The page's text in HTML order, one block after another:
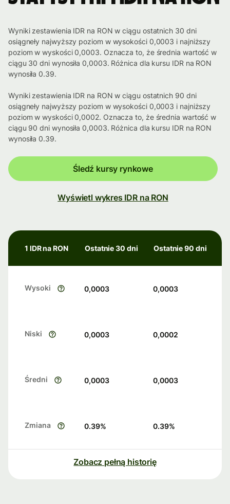
Wyniki zestawienia IDR na RON w ciągu ostatnich 30 dni
osiągneły najwyższy poziom w wysokości 0,0003 i najniższy
poziom w wyskości 0,0003. Oznacza to, że średnia wartość w
ciągu 30 dni wynosiła 0,0003. Różnica dla kursu IDR na RON
wynosiła 0.39.
Wyniki zestawienia IDR na RON w ciągu ostatnich 90 dni
osiągneły najwyższy poziom w wysokości 0,0003 i najniższy
poziom w wyskości 0,0002. Oznacza to, że średnia wartość w
ciągu 90 dni wynosiła 0,0003. Różnica dla kursu IDR na RON
wynosiła 0.39.
Śledź kursy rynkowe
Wyświetl wykres IDR na RON
1 IDR na RON Ostatnie 30 dni Ostatnie 90 dni
Wysoki 0,0003 0,0003
Niski 0,0003 0,0002
Średni 0,0003 0,0003
Zmiana 0.39% 0.39%
Zobacz pełną historię